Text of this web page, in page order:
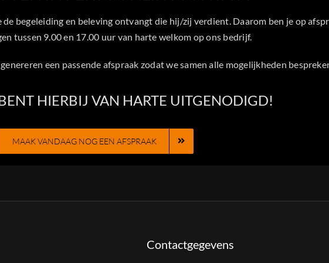
begeleiding en beleving ontvangt die hij/zij verdient. Daarom ben je op
tussen 9.00 en 17.00 uur van harte welkom op ons bedrijf.
een passende afspraak zodat we samen alle mogelijkheden
HIERBIJ VAN HARTE UITGENODIGD!
MAAK VANDAAG NOG EEN AFSPRAAK
Contactgegevens